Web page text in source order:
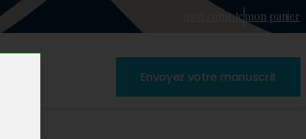
mon comptemon panier
Envoyez votre manuscrit